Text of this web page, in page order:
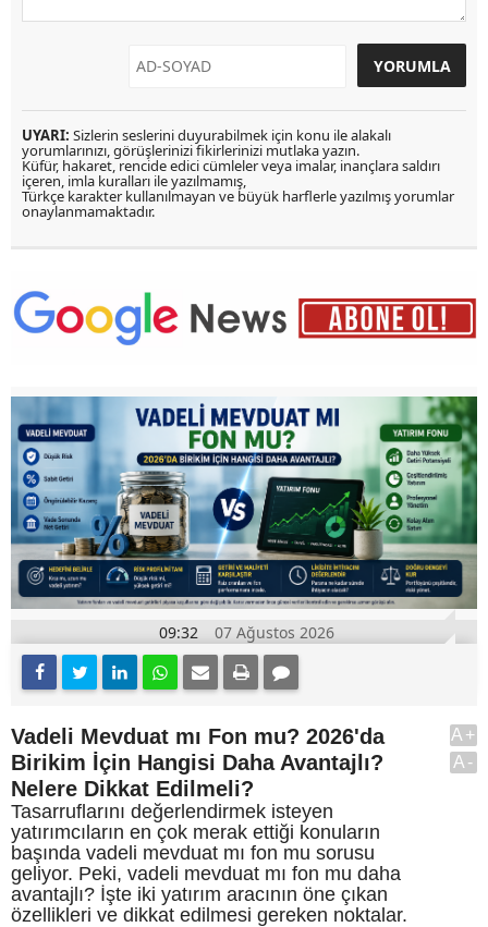
UYARI: Sizlerin seslerini duyurabilmek için konu ile alakalı
yorumlarınızı, görüşlerinizi fikirlerinizi mutlaka yazın.
Küfür, hakaret, rencide edici cümleler veya imalar, inançlara saldırı
içeren, imla kuralları ile yazılmamış,
Türkçe karakter kullanılmayan ve büyük harflerle yazılmış yorumlar
onaylanmamaktadır.
09:32 07 Ağustos 2026
Vadeli Mevduat mı Fon mu? 2026'da
Birikim İçin Hangisi Daha Avantajlı?
Nelere Dikkat Edilmeli?
Tasarruflarını değerlendirmek isteyen
yatırımcıların en çok merak ettiği konuların
başında vadeli mevduat mı fon mu sorusu
geliyor. Peki, vadeli mevduat mı fon mu daha
avantajlı? İşte iki yatırım aracının öne çıkan
özellikleri ve dikkat edilmesi gereken noktalar.
A+
A-